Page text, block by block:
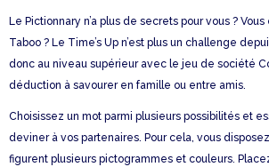
Le Pictionnary n’a plus de secrets pour vous ?
Taboo ? Le Time’s Up n’est plus un challenge
donc au niveau supérieur avec le jeu de société
déduction à savourer en famille ou entre amis.
Choisissez un mot parmi plusieurs possibilités et
deviner à vos partenaires. Pour cela, vous
figurent plusieurs pictogrammes et couleurs.